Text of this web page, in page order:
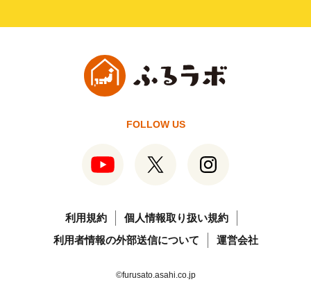
FOLLOW US
利用規約
個人情報取り扱い規約
利用者情報の外部送信について
運営会社
©furusato.asahi.co.jp